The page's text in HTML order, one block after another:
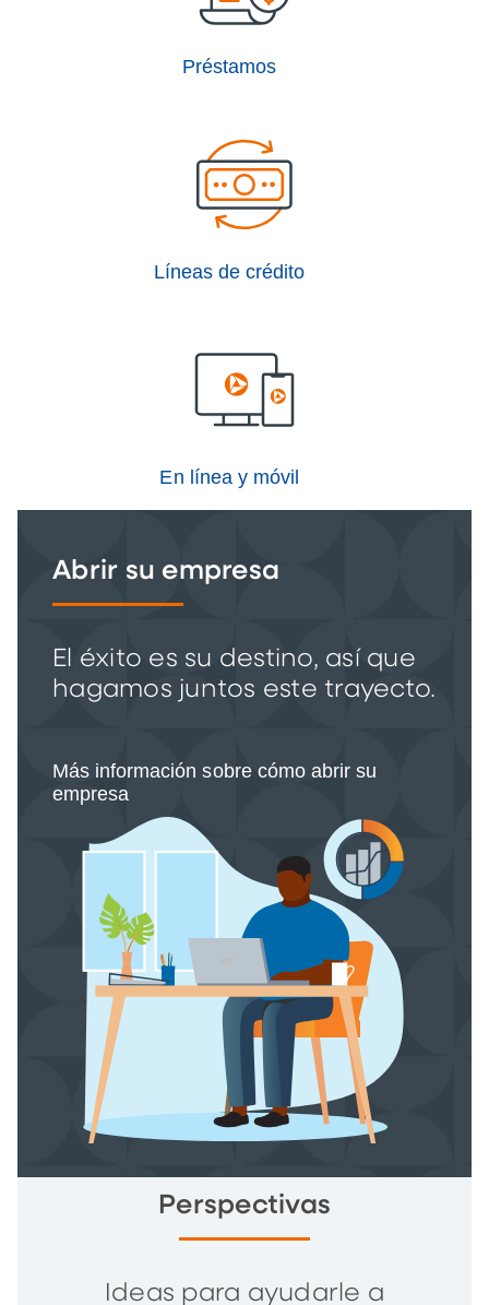
Préstamos
Líneas de crédito
En línea y móvil
Abrir su empresa
El éxito es su destino, así que
hagamos juntos este trayecto.
Más información sobre cómo abrir su
empresa
Perspectivas
Ideas para ayudarle a